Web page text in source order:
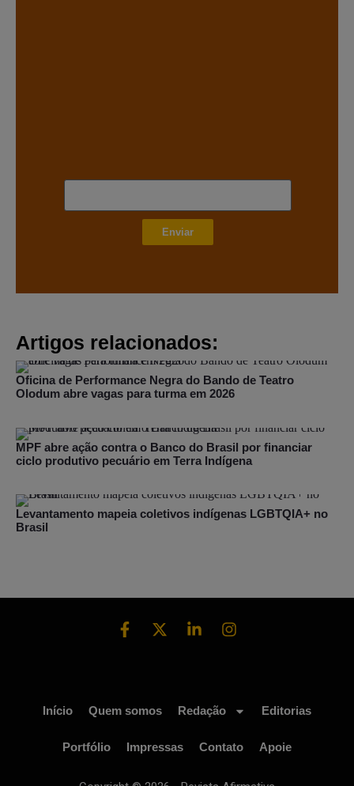
Enviar
Artigos relacionados:
Oficina de Performance Negra do Bando de Teatro
Olodum abre vagas para turma em 2026
MPF abre ação contra o Banco do Brasil por financiar
ciclo produtivo pecuário em Terra Indígena
Levantamento mapeia coletivos indígenas LGBTQIA+ no
Brasil
Início Quem somos Redação Editorias
Portfólio Impressas Contato Apoie